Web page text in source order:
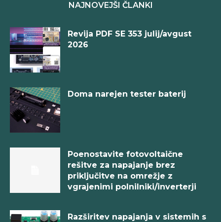
NAJNOVEJŠI ČLANKI
Revija PDF SE 353 julij/avgust
2026
Doma narejen tester baterij
Poenostavite fotovoltaične
rešitve za napajanje brez
priključitve na omrežje z
vgrajenimi polnilniki/inverterji
Razširitev napajanja v sistemih s